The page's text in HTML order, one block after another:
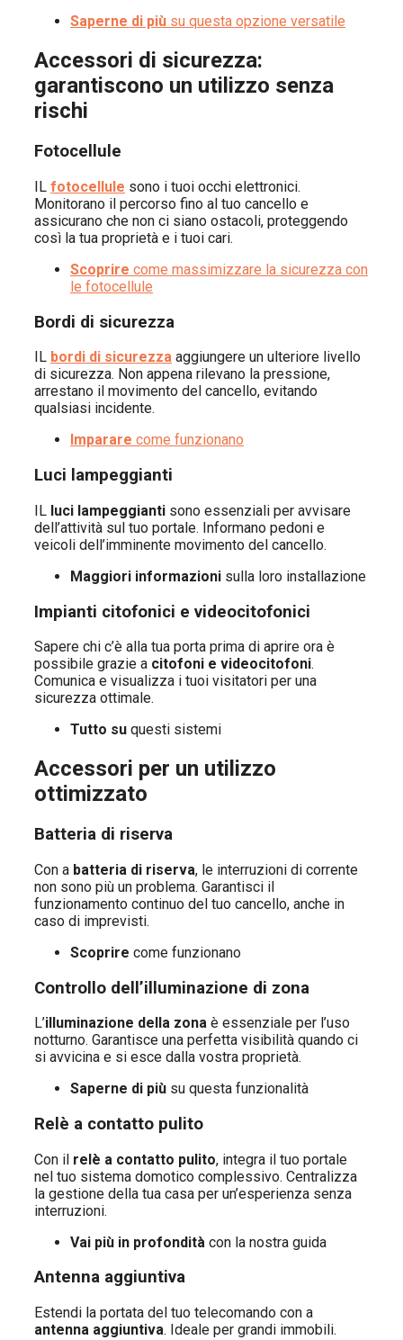
Saperne di più su questa opzione versatile
Accessori di sicurezza:
garantiscono un utilizzo senza
rischi
Fotocellule
IL fotocellule sono i tuoi occhi elettronici.
Monitorano il percorso fino al tuo cancello e
assicurano che non ci siano ostacoli, proteggendo
così la tua proprietà e i tuoi cari.
Scoprire come massimizzare la sicurezza con
le fotocellule
Bordi di sicurezza
IL bordi di sicurezza aggiungere un ulteriore livello
di sicurezza. Non appena rilevano la pressione,
arrestano il movimento del cancello, evitando
qualsiasi incidente.
Imparare come funzionano
Luci lampeggianti
IL luci lampeggianti sono essenziali per avvisare
dell’attività sul tuo portale. Informano pedoni e
veicoli dell’imminente movimento del cancello.
Maggiori informazioni sulla loro installazione
Impianti citofonici e videocitofonici
Sapere chi c’è alla tua porta prima di aprire ora è
possibile grazie a citofoni e videocitofoni.
Comunica e visualizza i tuoi visitatori per una
sicurezza ottimale.
Tutto su questi sistemi
Accessori per un utilizzo
ottimizzato
Batteria di riserva
Con a batteria di riserva, le interruzioni di corrente
non sono più un problema. Garantisci il
funzionamento continuo del tuo cancello, anche in
caso di imprevisti.
Scoprire come funzionano
Controllo dell’illuminazione di zona
L’illuminazione della zona è essenziale per l’uso
notturno. Garantisce una perfetta visibilità quando ci
si avvicina e si esce dalla vostra proprietà.
Saperne di più su questa funzionalità
Relè a contatto pulito
Con il relè a contatto pulito, integra il tuo portale
nel tuo sistema domotico complessivo. Centralizza
la gestione della tua casa per un’esperienza senza
interruzioni.
Vai più in profondità con la nostra guida
Antenna aggiuntiva
Estendi la portata del tuo telecomando con a
antenna aggiuntiva. Ideale per grandi immobili.